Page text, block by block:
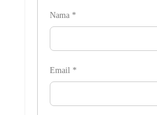
Nama *
Email *